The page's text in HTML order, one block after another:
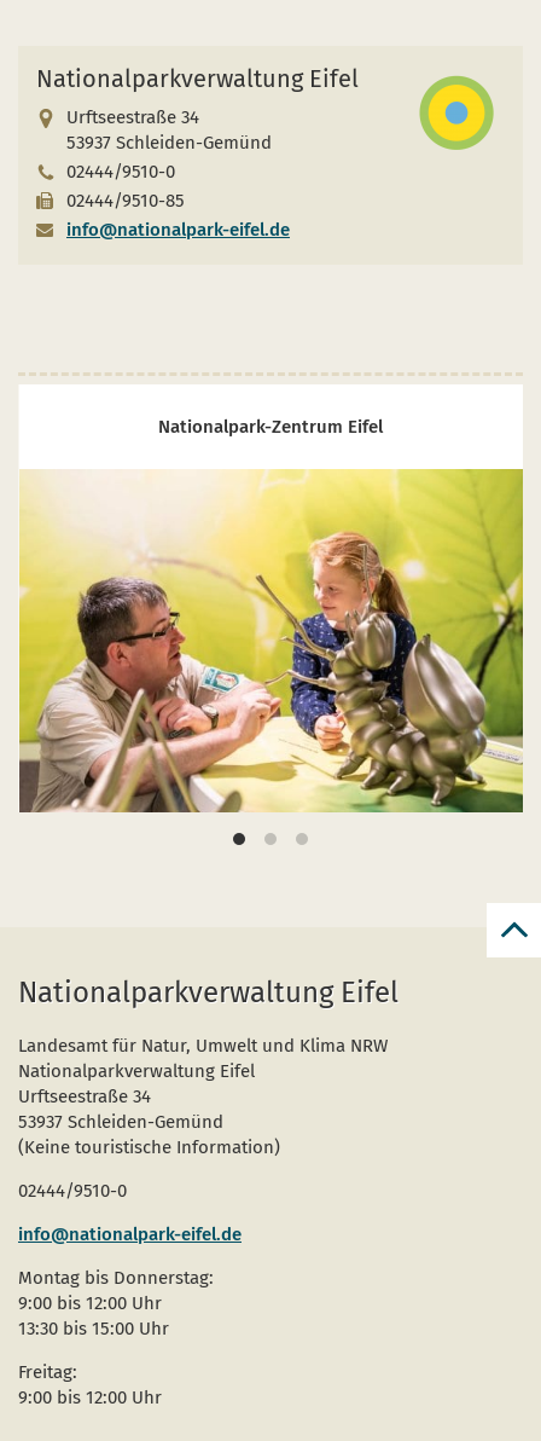
Veranstaltungen
Nationalparkverwaltung Eifel
Urftseestraße 34
53937 Schleiden-Gemünd
02444/9510-0
02444/9510-85
info@nationalpark-eifel.de
Nationalpark-Zentrum Eifel
Nationalparkverwaltung Eifel
Landesamt für Natur, Umwelt und Klima NRW
Nationalparkverwaltung Eifel
Urftseestraße 34
53937 Schleiden-Gemünd
(Keine touristische Information)
02444/9510-0
info@nationalpark-eifel.de
Montag bis Donnerstag:
9:00 bis 12:00 Uhr
13:30 bis 15:00 Uhr
Freitag:
9:00 bis 12:00 Uhr